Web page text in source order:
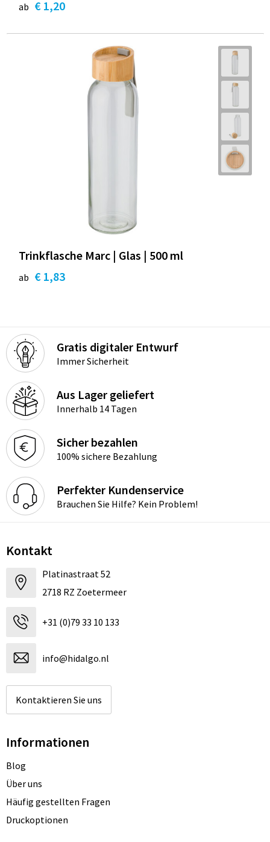
ab € 1,20
Trinkflasche Marc | Glas | 500 ml
ab € 1,83
Gratis digitaler Entwurf
Immer Sicherheit
Aus Lager geliefert
Innerhalb 14 Tagen
Sicher bezahlen
100% sichere Bezahlung
Perfekter Kundenservice
Brauchen Sie Hilfe? Kein Problem!
Kontakt
Platinastraat 52
2718 RZ Zoetermeer
+31 (0)79 33 10 133
info@hidalgo.nl
Kontaktieren Sie uns
Informationen
Blog
Über uns
Häufig gestellten Fragen
Druckoptionen